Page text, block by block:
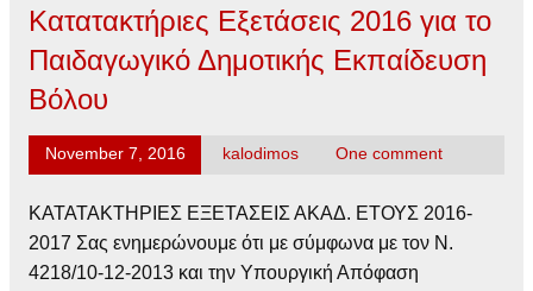
Κατατακτήριες Εξετάσεις 2016 για το
Παιδαγωγικό Δημοτικής Εκπαίδευση
Βόλου
November 7, 2016 kalodimos One comment
ΚΑΤΑΤΑΚΤΗΡΙΕΣ ΕΞΕΤΑΣΕΙΣ ΑΚΑΔ. ΕΤΟΥΣ 2016-
2017 Σας ενημερώνουμε ότι με σύμφωνα με τον Ν.
4218/10-12-2013 και την Υπουργική Απόφαση